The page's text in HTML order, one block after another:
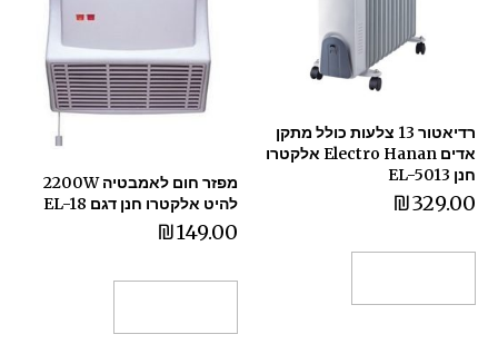
רדיאטור 13 צלעות כולל מתקן
אדים Electro Hanan אלקטרו
חנן EL-5013
₪329.00
מפזר חום לאמבטיה 2200W
להיט אלקטרו חנן דגם EL-18
₪149.00